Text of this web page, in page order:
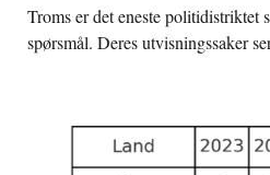
Troms er det eneste politidistriktet
spørsmål. Deres utvisningssaker